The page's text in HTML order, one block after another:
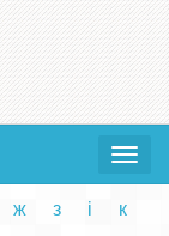
Toggle
ж з і к